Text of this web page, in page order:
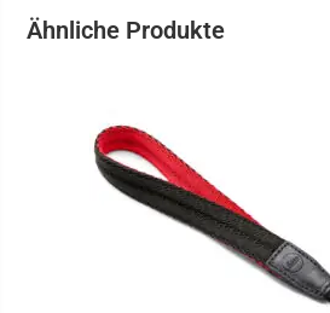
Ähnliche Produkte